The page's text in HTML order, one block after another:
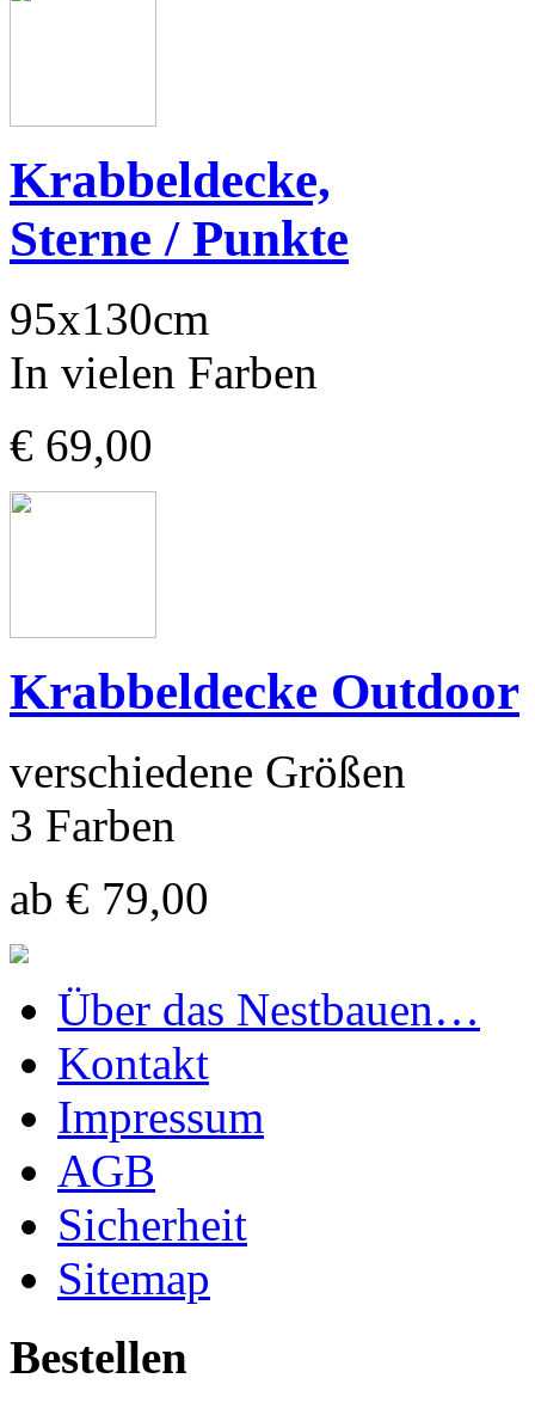
Krabbeldecke,
Sterne / Punkte
95x130cm
In vielen Farben
€ 69,00
Krabbeldecke Outdoor
verschiedene Größen
3 Farben
ab € 79,00
Über das Nestbauen…
Kontakt
Impressum
AGB
Sicherheit
Sitemap
Bestellen